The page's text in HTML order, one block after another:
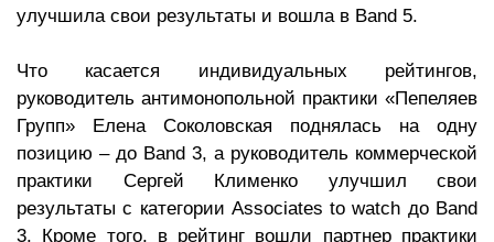
улучшила свои результаты и вошла в Band 5.
Что касается индивидуальных рейтингов,
руководитель антимонопольной практики «Пепеляев
Групп» Елена Соколовская поднялась на одну
позицию – до Band 3, а руководитель коммерческой
практики Сергей Клименко улучшил свои
результаты с категории Associates to watch до Band
3. Кроме того, в рейтинг вошли партнер практики